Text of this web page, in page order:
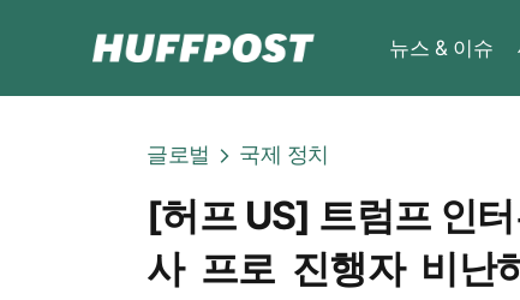
뉴스 & 이슈
글로벌 국제 정치
[허프 US] 트럼프 인
사 프로 진행자 비난